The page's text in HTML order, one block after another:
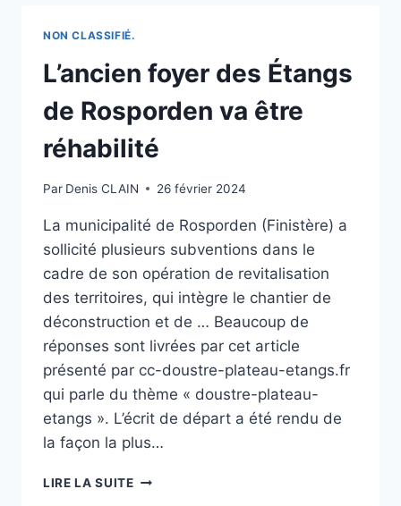
BAYANNE
NON CLASSIFIÉ.
L’ancien foyer des Étangs
de Rosporden va être
réhabilité
Par Denis CLAIN 26 février 2024
La municipalité de Rosporden (Finistère) a
sollicité plusieurs subventions dans le
cadre de son opération de revitalisation
des territoires, qui intègre le chantier de
déconstruction et de … Beaucoup de
réponses sont livrées par cet article
présenté par cc-doustre-plateau-etangs.fr
qui parle du thème « doustre-plateau-
etangs ». L’écrit de départ a été rendu de
la façon la plus…
LIRE LA SUITEL’ANCIEN